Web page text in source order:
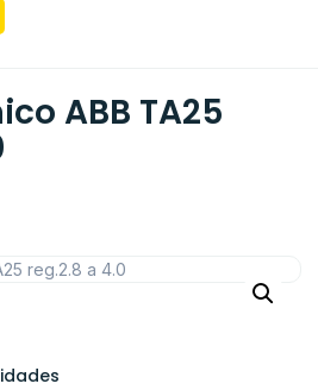
ABB TA25